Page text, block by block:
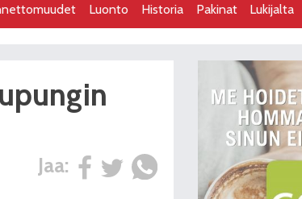
Luonto Historia Pakinat Lukijalta
Jaa: